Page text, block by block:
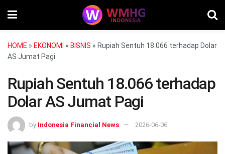
HOME » EKONOMI » BISNIS » Rupiah Sentuh 18.066 terhadap Dolar
AS Jumat Pagi
Rupiah Sentuh 18.066 terhadap
Dolar AS Jumat Pagi
by Indonesia Financial News 2026-06-06